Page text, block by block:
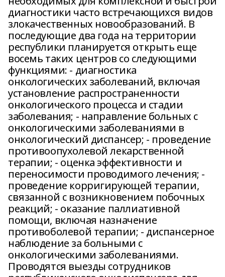
диагностики часто встречающихся видов
злокачественных новообразований. В
последующие два года на территории
республики планируется открыть еще
восемь таких центров со следующими
функциями: - диагностика
онкологических заболеваний, включая
установление распространенности
онкологического процесса и стадии
заболевания; - направление больных с
онкологическими заболеваниями в
онкологический диспансер; - проведение
противоопухолевой лекарственной
терапии; - оценка эффективности и
переносимости проводимого лечения; -
проведение корригирующей терапии,
связанной с возникновением побочных
реакций; - оказание паллиативной
помощи, включая назначение
противоболевой терапии; - диспансерное
наблюдение за больными с
онкологическими заболеваниями.
Проводятся выезды сотрудников